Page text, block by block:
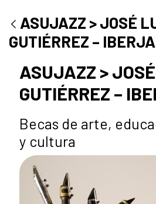
ASUJAZZ > JOSÉ
GUTIÉRREZ –
ASUJAZZ >
GUTIÉRREZ –
Becas de arte,
y cultura